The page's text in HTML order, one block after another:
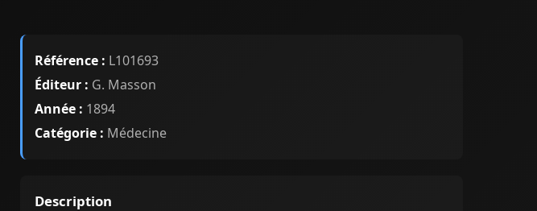
Référence : L101693
Éditeur : G. Masson
Année : 1894
Catégorie : Médecine
Description